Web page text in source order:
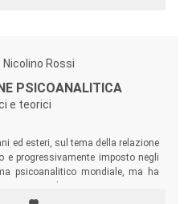
somato-sensoriale. Solo
Nicolino Rossi
PSICOANALITICA
e teorici
ed esteri, sul tema della relazione
e progressivamente imposto negli
psicoanalitico mondiale, ma ha